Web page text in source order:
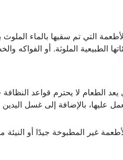
التي تم سقيها بالماء
الطبيعية الملوثة. أو الفواكه
الطعام لا يحترم قواعد
عليها، بالإضافة إلى غسل
غير المطبوخة جيدًا أو